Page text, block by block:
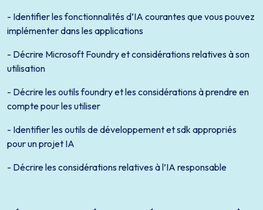
- Identifier les fonctionnalités d’IA courantes que vous pouvez
implémenter dans les applications
- Décrire Microsoft Foundry et considérations relatives à son
utilisation
- Décrire les outils foundry et les considérations à prendre en
compte pour les utiliser
- Identifier les outils de développement et sdk appropriés
pour un projet IA
- Décrire les considérations relatives à l’IA responsable